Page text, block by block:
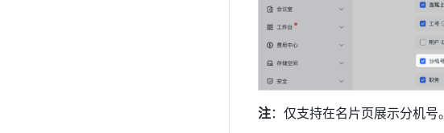
注：仅支持在名片页展示分机号。